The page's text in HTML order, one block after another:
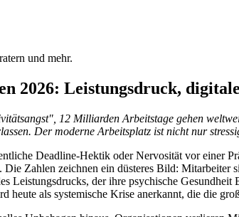
und mehr.
2026: Leistungsdruck,
12 Milliarden Arbeitstage gehen
Der moderne Arbeitsplatz ist nicht nur
Deadline-Hektik oder Nervosität vor einer
Zahlen zeichnen ein düsteres Bild:
Leistungsdrucks, der ihre psychische
als systemische Krise anerkannt, die die